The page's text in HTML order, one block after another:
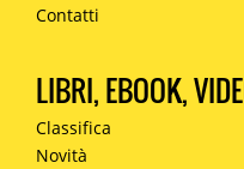
Contatti
LIBRI, EBOOK,
Classifica
Novità